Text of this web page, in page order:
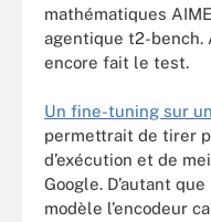
mathématiques
agentique t2-bench.
encore fait le test.
Un fine-tuning sur
permettrait de tirer
d’exécution et de
Google. D’autant
modèle l’encodeur